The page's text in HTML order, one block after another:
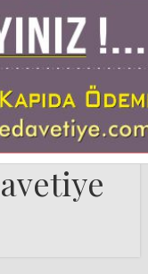
Parça